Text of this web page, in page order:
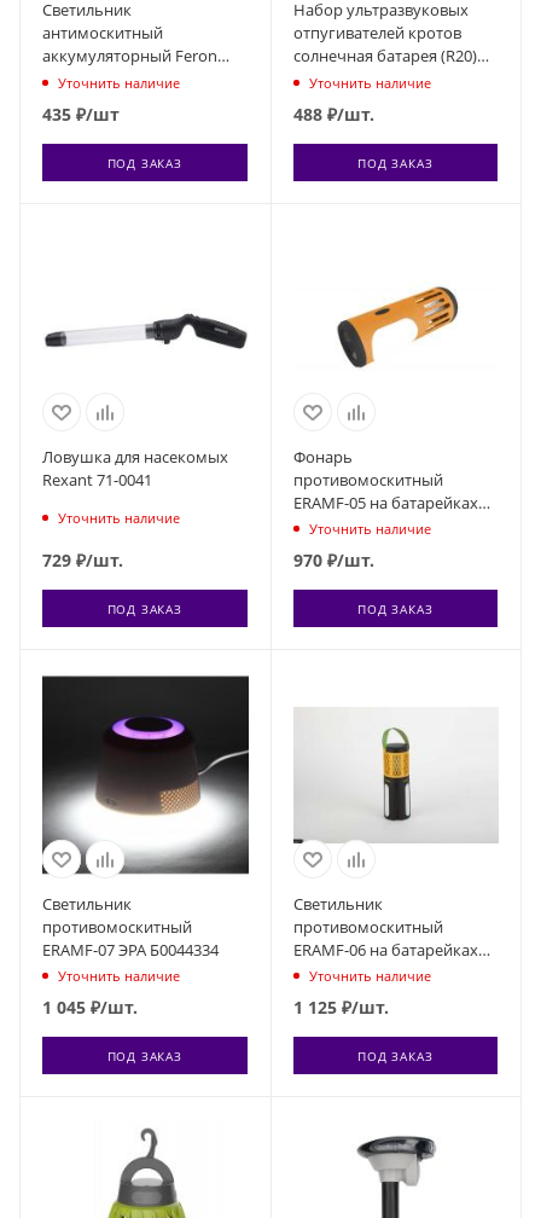
Светильник
антимоскитный
аккумуляторный Feron
TL850 32874
Уточнить наличие
435 ₽/шт
ПОД ЗАКАЗ
Набор ультразвуковых
отпугивателей кротов
солнечная батарея (R20)
(2шт) Rexant 71-0037
Уточнить наличие
488₽/шт.
ПОД ЗАКАЗ
Ловушка для насекомых
Rexant 71-0041
Уточнить наличие
729 ₽/шт.
ПОД ЗАКАЗ
Фонарь
противомоскитный
ERAMF-05 на батарейках
ЭРА Б0043785
Уточнить наличие
970₽/шт.
ПОД ЗАКАЗ
Светильник
противомоскитный
ERAMF-07 ЭРА Б0044334
Уточнить наличие
1 045 ₽/шт.
ПОД ЗАКАЗ
Светильник
противомоскитный
ERAMF-06 на батарейках
ЭРА Б0043784
Уточнить наличие
1 125₽/шт.
ПОД ЗАКАЗ